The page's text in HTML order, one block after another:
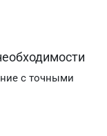
с точными